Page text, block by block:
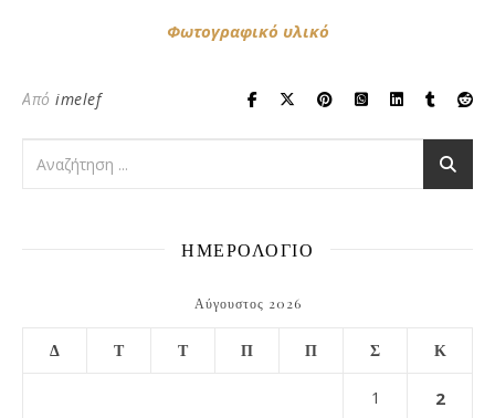
Φωτογραφικό υλικό
Από imelef
ΗΜΕΡΟΛΟΓΙΟ
Αύγουστος 2026
Δ Τ Τ Π Π Σ Κ
1 2